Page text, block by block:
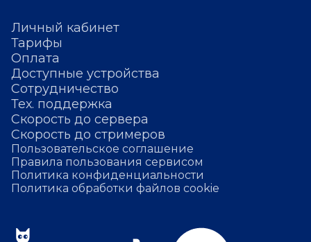
Личный кабинет
Тарифы
Оплата
Доступные устройства
Сотрудничество
Тех. поддержка
Скорость до сервера
Скорость до стримеров
Пользовательское соглашение
Правила пользования сервисом
Политика конфиденциальности
Политика обработки файлов cookie